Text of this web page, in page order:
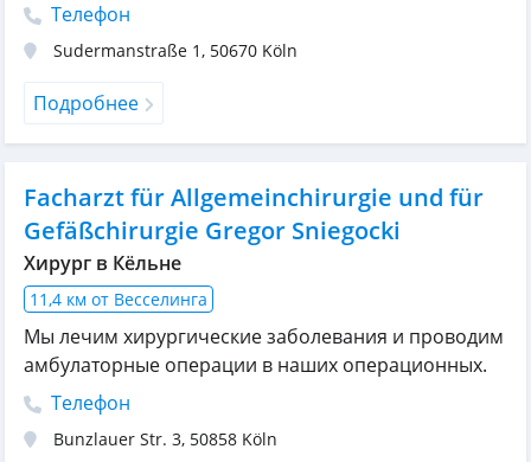
Телефон
Sudermanstraße 1, 50670 Köln
Подробнее
Facharzt für Allgemeinchirurgie und für
Gefäßchirurgie Gregor Sniegocki
Хирург в Кёльне
11,4 км от Весселинга
Мы лечим хирургические заболевания и проводим
амбулаторные операции в наших операционных.
Телефон
Bunzlauer Str. 3, 50858 Köln